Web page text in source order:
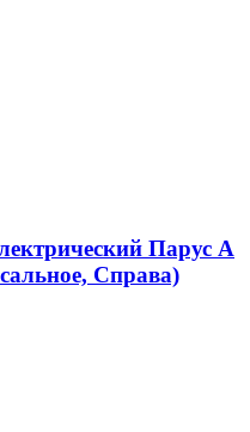
Парус А
Справа)